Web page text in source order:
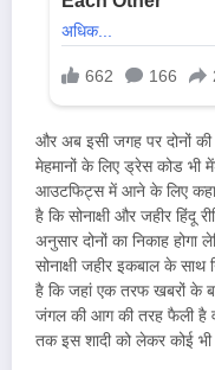
और अब इसी जगह पर दोनों की
मेहमानों के लिए ड्रेस कोड भी
आउटफिट्स में आने के लिए कहा
है कि सोनाक्षी और जहीर हिंदू
अनुसार दोनों का निकाह होगा
सोनाक्षी जहीर इकबाल के
है कि जहां एक तरफ खबरों के
जंगल की आग की तरह फैली है
तक इस शादी को लेकर कोई